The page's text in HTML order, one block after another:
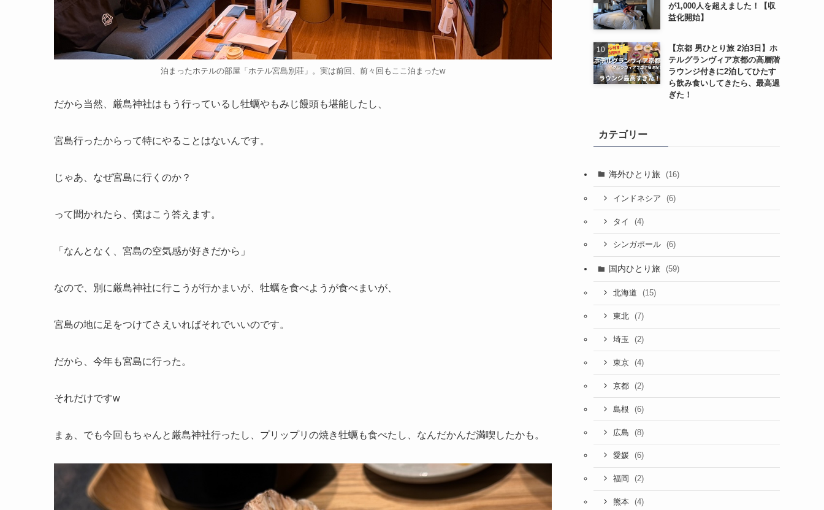
泊まったホテルの部屋「ホテル宮島別荘」。実は前回、前々回もここ泊まったw
だから当然、厳島神社はもう行っているし牡蠣やもみじ饅頭も堪能したし、
宮島行ったからって特にやることはないんです。
じゃあ、なぜ宮島に行くのか？
って聞かれたら、僕はこう答えます。
「なんとなく、宮島の空気感が好きだから」
なので、別に厳島神社に行こうが行かまいが、牡蠣を食べようが食べまいが、
宮島の地に足をつけてさえいればそれでいいのです。
だから、今年も宮島に行った。
それだけですw
まぁ、でも今回もちゃんと厳島神社行ったし、プリップリの焼き牡蠣も食べたし、なんだかんだ満喫したかも。
が1,000人を超えました！【収
益化開始】
【京都 男ひとり旅 2泊3日】ホ
テルグランヴィア京都の高層階
ラウンジ付きに2泊してひたす
ら飲み食いしてきたら、最高過
ぎた！
カテゴリー
海外ひとり旅 (16)
インドネシア (6)
タイ (4)
シンガポール (6)
国内ひとり旅 (59)
北海道 (15)
東北 (7)
埼玉 (2)
東京 (4)
京都 (2)
島根 (6)
広島 (8)
愛媛 (6)
福岡 (2)
熊本 (4)